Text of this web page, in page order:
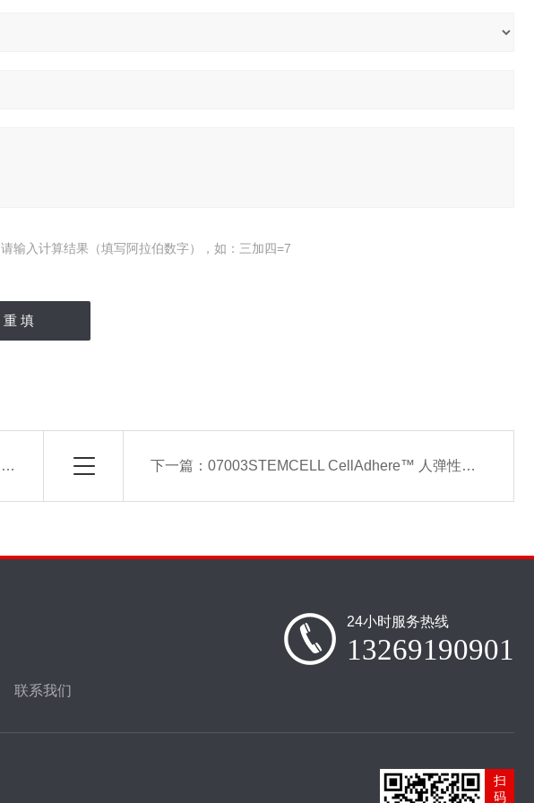
请输入计算结果（填写阿拉伯数字），如：三加四=7
下一篇： 07003STEMCELL CellAdhere™ 人弹性蛋白原，冻干
联系我们
24小时服务热线
13269190901
扫
码